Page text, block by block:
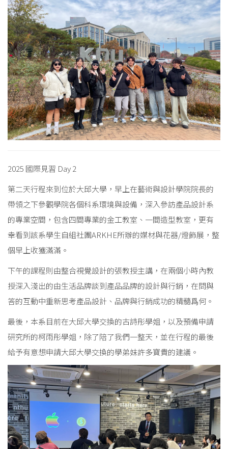
2025 國際見習 Day 2
第二天行程來到位於大邱大學，早上在藝術與設計學院院長的
帶領之下參觀學院各個科系環境與設備，深入參訪產品設計系
的專業空間，包含四間專業的金工教室、一間造型教室，更有
幸看到該系學生自組社團ARKHE所辦的媒材與花器/燈飾展，整
個早上收獲滿滿。
下午的課程則由整合視覺設計的張教授主講，在兩個小時內教
授深入淺出的由生活品牌談到產品品牌的設計與行銷，在問與
答的互動中重新思考產品設計、品牌與行銷成功的精髓爲何。
最後，本系目前在大邱大學交換的古詩彤學姐，以及預備申請
研究所的柯雨彤學姐，除了陪了我們一整天，並在行程的最後
給予有意想申請大邱大學交換的學弟妹許多寶貴的建議。